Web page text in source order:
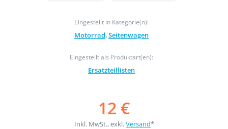
Eingestellt in Kategorie(n):
Motorrad,Seitenwagen
Eingestellt als Produktart(en):
Ersatzteillisten
12 €
Inkl. MwSt., exkl.Versand*